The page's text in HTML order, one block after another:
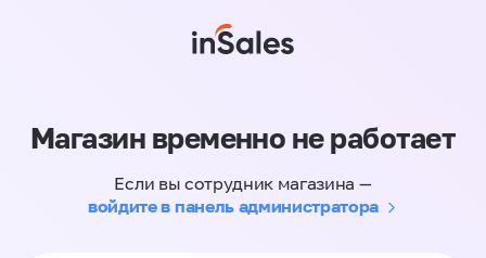
Магазин временно не работает
Если вы сотрудник магазина —
войдите в панель администратора